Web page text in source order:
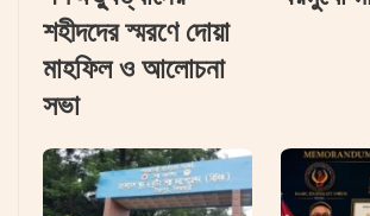
শহীদদের স্মরণে দোয়া
মাহফিল ও আলোচনা
সভা